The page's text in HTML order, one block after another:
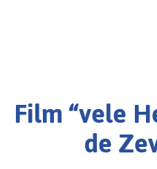
Film “vele
de